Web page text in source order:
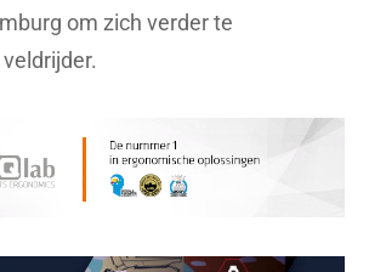
om zich verder te